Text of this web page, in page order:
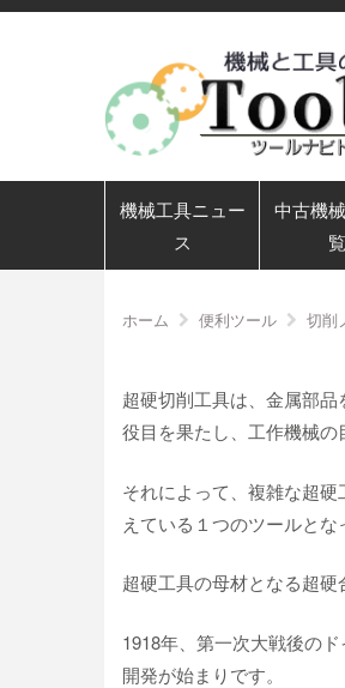
機械工具ニュー
ス
中古機
覧
ホーム 便利ツール 切削
超硬切削工具は、金属部
役目を果たし、工作機械の
それによって、複雑な超
えている１つのツールとな
超硬工具の母材となる超硬
1918年、第一次大戦後の
開発が始まりです。